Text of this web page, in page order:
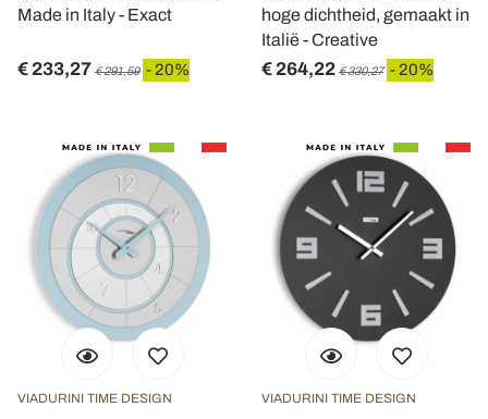
Made in Italy - Exact
€ 233,27 € 291,59 - 20%
hoge dichtheid, gemaakt in
Italië - Creative
€ 264,22 € 330,27 - 20%
VIADURINI TIME DESIGN VIADURINI TIME DESIGN